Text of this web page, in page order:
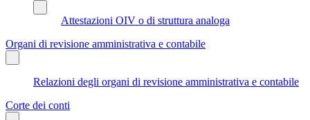
Attestazioni OIV o di struttura analoga
Organi di revisione amministrativa e contabile
Relazioni degli organi di revisione amministrativa e contabile
Corte dei conti